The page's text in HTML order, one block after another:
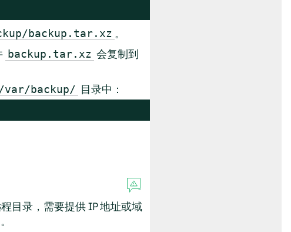
backup.tar.xz 。
backup.tar.xz 会复制到
/var/backup/ 目录中：
目录，需要提供 IP 地址或域